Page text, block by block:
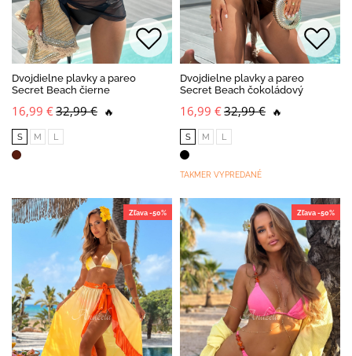
Dvojdielne plavky a pareo
Secret Beach čierne
16,99 €32,99 € 🔥
S M L
Dvojdielne plavky a pareo
Secret Beach čokoládový
16,99 €32,99 € 🔥
S M L
TAKMER VYPREDANÉ
Zľava -50% Zľava -50%